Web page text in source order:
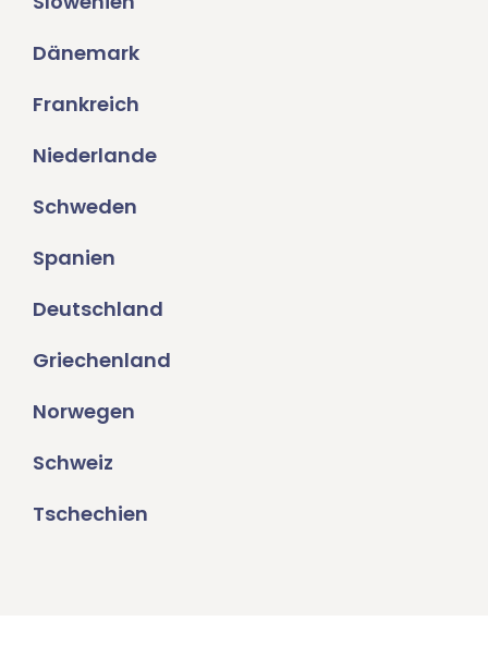
Dänemark
Frankreich
Niederlande
Schweden
Spanien
Deutschland
Griechenland
Norwegen
Schweiz
Tschechien